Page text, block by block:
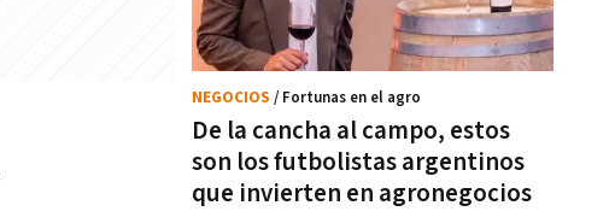
De la cancha al campo, estos
son los futbolistas argentinos
que invierten en agronegocios
NEGOCIOS / Fortunas en el agro